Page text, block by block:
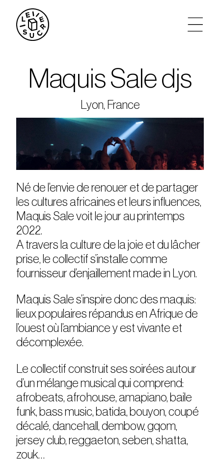
agenda
tickets
le sucre max
privatisations
Maquis Sale djs
Lyon, France
Né de l’envie de renouer et de partager
les cultures africaines et leurs influences,
Maquis Sale voit le jour au printemps
2022.
A travers la culture de la joie et du lâcher
prise, le collectif s’installe comme
fournisseur d’enjaillement made in Lyon.
Maquis Sale s’inspire donc des maquis:
lieux populaires répandus en Afrique de
l’ouest où l’ambiance y est vivante et
décomplexée.
Le collectif construit ses soirées autour
d’un mélange musical qui comprend:
afrobeats, afrohouse, amapiano, baile
funk, bass music, batida, bouyon, coupé
décalé, dancehall, dembow, gqom,
jersey club, reggaeton, seben, shatta,
zouk…